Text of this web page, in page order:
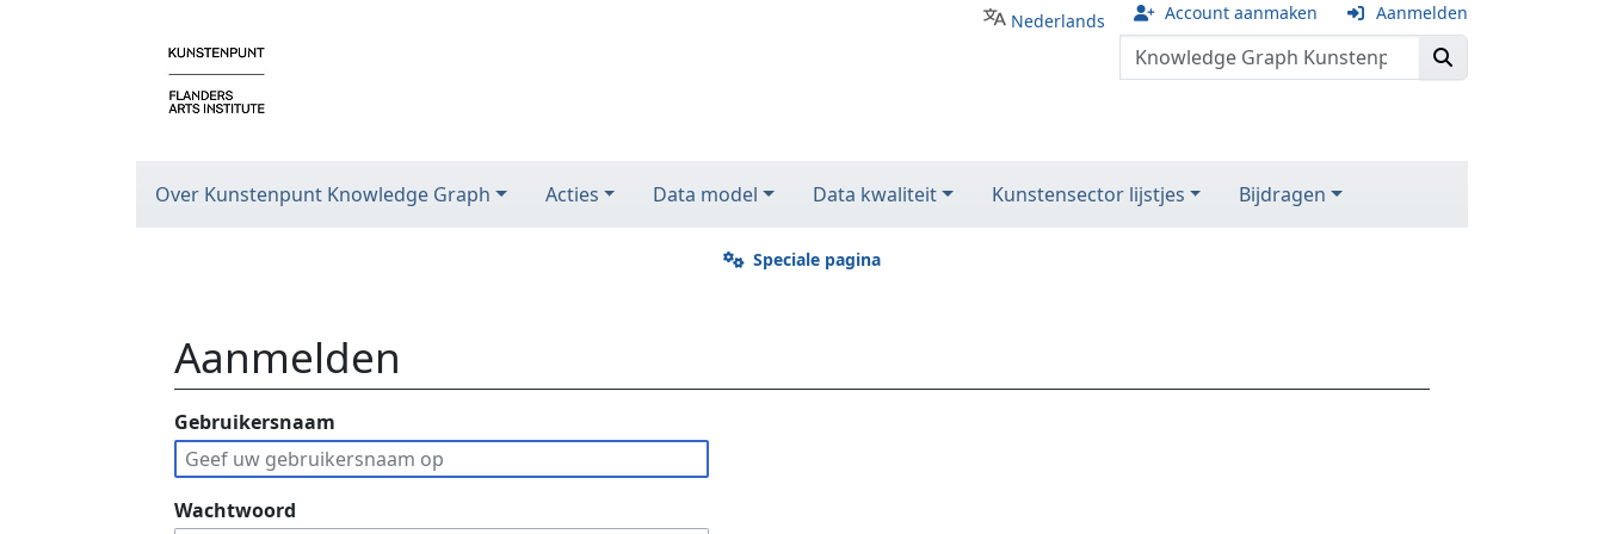
Nederlands Account aanmaken Aanmelden
Over Kunstenpunt Knowledge Graph Acties Data model Data kwaliteit Kunstensector lijstjes Bijdragen
Speciale pagina
Aanmelden
Ga naar:navigatie,
Gebruikersnaam
Wachtwoord